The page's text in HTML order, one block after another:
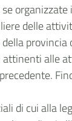
delle
attinenti alle
di cui alla